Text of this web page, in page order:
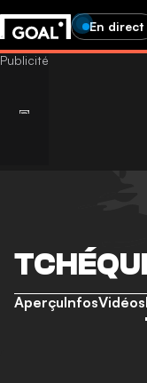
En direct
AperçuInfosVidéos